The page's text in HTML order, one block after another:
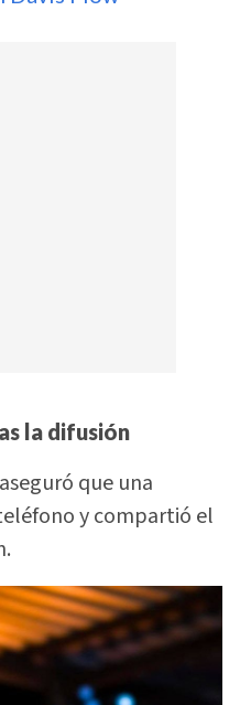
la difusión
que una
y compartió el